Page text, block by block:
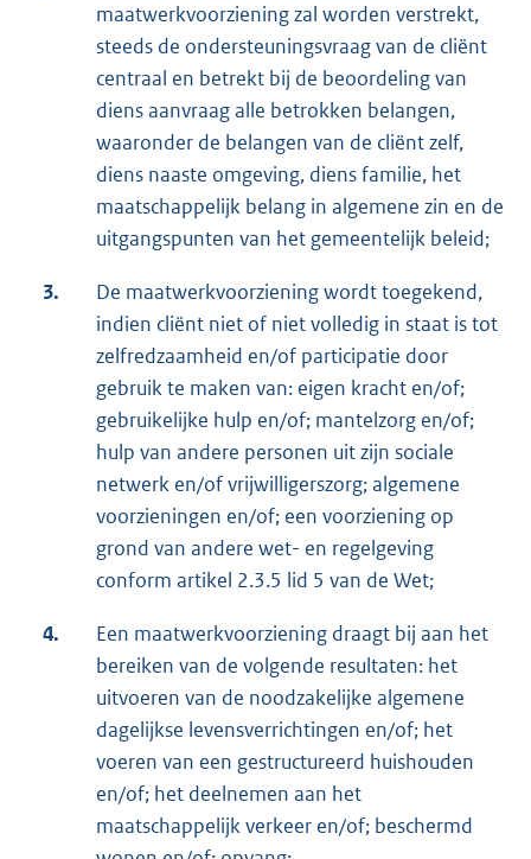
maatwerkvoorziening zal worden verstrekt,
steeds de ondersteuningsvraag van de cliënt
centraal en betrekt bij de beoordeling van
diens aanvraag alle betrokken belangen,
waaronder de belangen van de cliënt zelf,
diens naaste omgeving, diens familie, het
maatschappelijk belang in algemene zin en de
uitgangspunten van het gemeentelijk beleid;
3.
De maatwerkvoorziening wordt toegekend,
indien cliënt niet of niet volledig in staat is tot
zelfredzaamheid en/of participatie door
gebruik te maken van: eigen kracht en/of;
gebruikelijke hulp en/of; mantelzorg en/of;
hulp van andere personen uit zijn sociale
netwerk en/of vrijwilligerszorg; algemene
voorzieningen en/of; een voorziening op
grond van andere wet- en regelgeving
conform artikel 2.3.5 lid 5 van de Wet;
4.
Een maatwerkvoorziening draagt bij aan het
bereiken van de volgende resultaten: het
uitvoeren van de noodzakelijke algemene
dagelijkse levensverrichtingen en/of; het
voeren van een gestructureerd huishouden
en/of; het deelnemen aan het
maatschappelijk verkeer en/of; beschermd